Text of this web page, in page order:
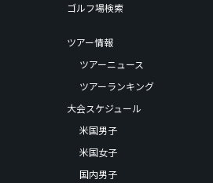
ゴルフ場検索
ツアー情報
ツアーニュース
ツアーランキング
大会スケジュール
米国男子
米国女子
国内男子